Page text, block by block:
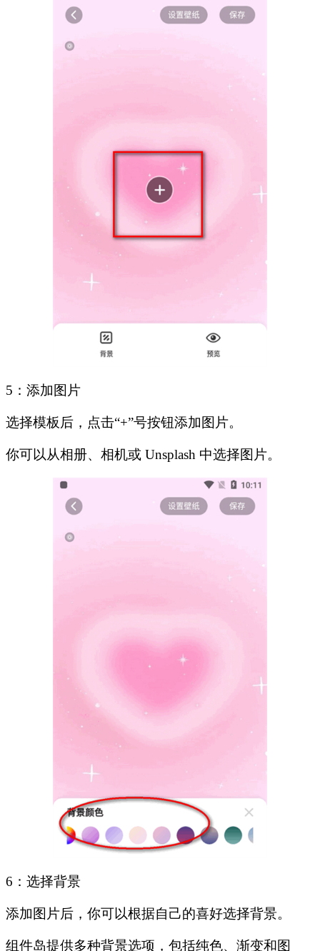
5：添加图片
选择模板后，点击“+”号按钮添加图片。
你可以从相册、相机或 Unsplash 中选择图片。
6：选择背景
添加图片后，你可以根据自己的喜好选择背景。
组件岛提供多种背景选项，包括纯色、渐变和图